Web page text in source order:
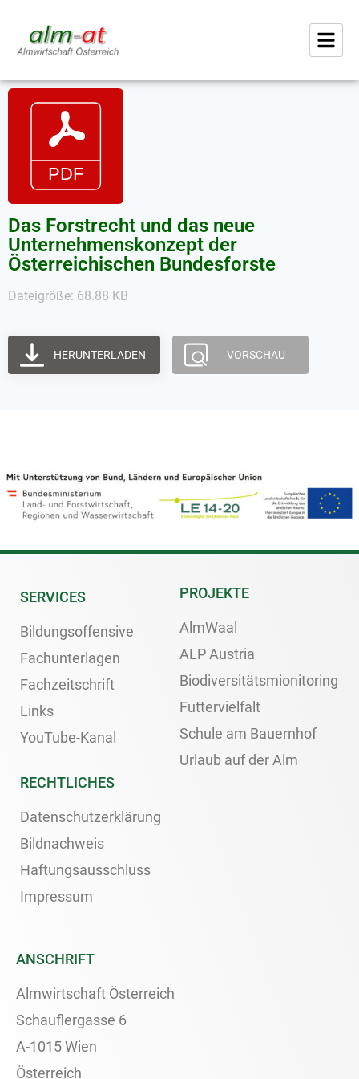
Das Forstrecht und das neue
Unternehmenskonzept der
Österreichischen Bundesforste
Dateigröße: 68.88 KB
HERUNTERLADEN VORSCHAU
SERVICES
Bildungsoffensive
Fachunterlagen
Fachzeitschrift
Links
YouTube-Kanal
PROJEKTE
AlmWaal
ALP Austria
Biodiversitätsmionitoring
Futtervielfalt
Schule am Bauernhof
Urlaub auf der Alm
RECHTLICHES
Datenschutzerklärung
Bildnachweis
Haftungsausschluss
Impressum
ANSCHRIFT
Almwirtschaft Österreich
Schauflergasse 6
A-1015 Wien
Österreich